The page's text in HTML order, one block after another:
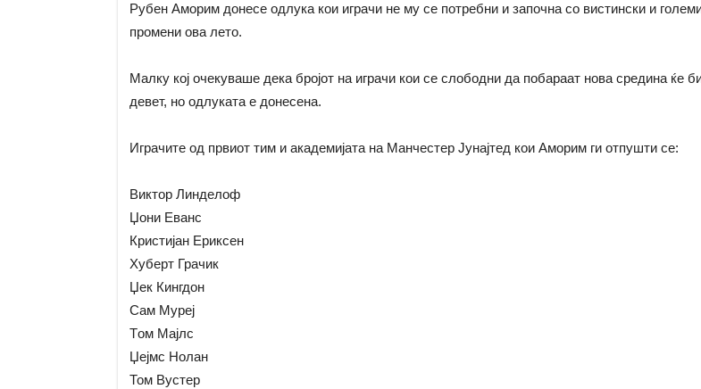
Рубен Аморим донесе одлука кои играчи не му се потребни и започна со вистински и
промени ова лето.
Малку кој очекуваше дека бројот на играчи кои се слободни да побараат нова средина ќе
девет, но одлуката е донесена.
Играчите од првиот тим и академијата на Манчестер Јунајтед кои Аморим ги отпушти се:
Виктор Линдeлoф
Џони Еванс
Кристијан Ериксен
Хуберт Грачик
Џек Кингдон
Сам Муреј
Tом Мајлс
Џејмс Нолан
Том Вустер